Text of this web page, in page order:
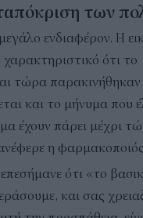
των
ενδιαφέρον. Η
χαρακτηριστικό ότι το
τώρα
και το μήνυμα που
έχουν πάρει μέχρι
η
ότι «το
και σας